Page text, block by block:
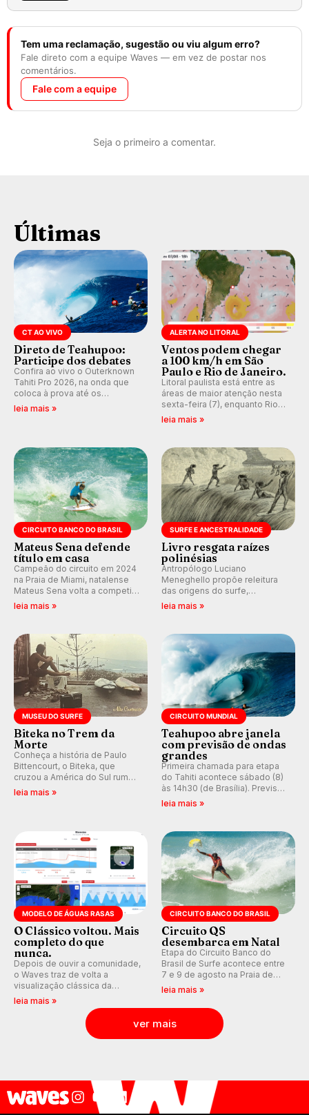
Tem uma reclamação, sugestão ou viu algum erro?
Fale direto com a equipe Waves — em vez de postar nos
comentários.
Fale com a equipe
Seja o primeiro a comentar.
Últimas
CT AO VIVO
Direto de Teahupoo:
Participe dos debates
Confira ao vivo o Outerknown
Tahiti Pro 2026, na onda que
coloca à prova até os
melhores surfistas do mundo.
etapas da WSL.
leia mais »
ALERTA NO LITORAL
Ventos podem chegar
a 100 km/h em São
Paulo e Rio de Janeiro.
Litoral paulista está entre as
áreas de maior atenção nesta
sexta-feira (7), enquanto Rio
de Janeiro também recebe
km/h em Itanhaém.
leia mais »
CIRCUITO BANCO DO BRASIL
Mateus Sena defende
título em casa
Campeão do circuito em 2024
na Praia de Miami, natalense
Mateus Sena volta a competir
em casa em busca de manter a
leia mais »
SURFE E ANCESTRALIDADE
Livro resgata raízes
polinésias
Antropólogo Luciano
Meneghello propõe releitura
das origens do surfe,
resgatando a cultura polinésia
prática em esporte e indústria.
leia mais »
MUSEU DO SURFE
Biteka no Trem da
Morte
Conheça a história de Paulo
Bittencourt, o Biteka, que
cruzou a América do Sul rumo
ao Pacífico em uma jornada
leia mais »
CIRCUITO MUNDIAL
Teahupoo abre janela
com previsão de ondas
grandes
Primeira chamada para etapa
do Tahiti acontece sábado (8)
às 14h30 (de Brasília). Previsão
indica swell consistente.
Kelly Slater convidado.
leia mais »
MODELO DE ÁGUAS RASAS
O Clássico voltou. Mais
completo do que
nunca.
Depois de ouvir a comunidade,
o Waves traz de volta a
visualização clássica da
previsão de águas rasas,
agora integrada à nova
plataforma e com previsão das
ondas para até 16 dias.
leia mais »
CIRCUITO BANCO DO BRASIL
Circuito QS
desembarca em Natal
Etapa do Circuito Banco do
Brasil de Surfe acontece entre
7 e 9 de agosto na Praia de
Miami (RN), em disputas
(QS) 4.000 e pela corrida por
vagas no Challenger Series.
leia mais »
ver mais